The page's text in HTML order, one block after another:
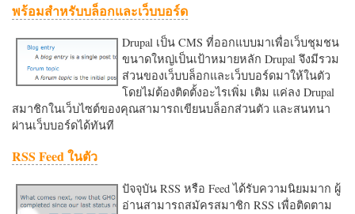
พร้อมสำหรับบล็อกและเว็บบอร์ด
Drupal เป็น CMS ที่ออกแบบมาเพื่อเว็บชุมชน
ขนาดใหญ่เป็นเป้าหมายหลัก Drupal จึงมีรวม
ส่วนของเว็บบล็อกและเว็บบอร์ดมาให้ในตัว
โดยไม่ต้องติดตั้งอะไรเพิ่ม เติม แค่ลง Drupal
สมาชิกในเว็บไซต์ของคุณสามารถเขียนบล็อกส่วนตัว และสนทนา
ผ่านเว็บบอร์ดได้ทันที
RSS Feed ในตัว
ปัจจุบัน RSS หรือ Feed ได้รับความนิยมมาก ผู้
อ่านสามารถสมัครสมาชิก RSS เพื่อติดตาม